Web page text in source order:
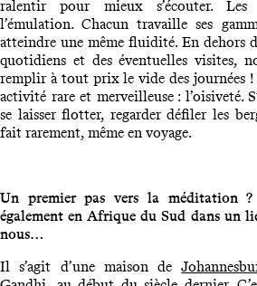
ralentir pour mieux s’écouter.
l’émulation. Chacun travaille ses
atteindre une même fluidité. En dehors
quotidiens et des éventuelles visites,
remplir à tout prix le vide des journées
activité rare et merveilleuse : l’oisiveté.
se laisser flotter, regarder défiler les
fait rarement, même en voyage.
Un premier pas vers la méditation
également en Afrique du Sud dans un
nous…
Il s’agit d’une maison de